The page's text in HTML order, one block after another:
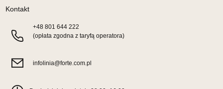
Kontakt
+48 801 644 222
(opłata zgodna z taryfą operatora)
infolinia@forte.com.pl